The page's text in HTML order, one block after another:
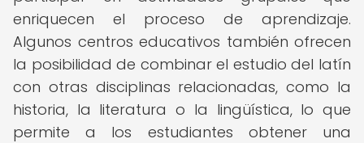
enriquecen el proceso de aprendizaje.
Algunos centros educativos también ofrecen
la posibilidad de combinar el estudio del latín
con otras disciplinas relacionadas, como la
historia, la literatura o la lingüística, lo que
permite a los estudiantes obtener una